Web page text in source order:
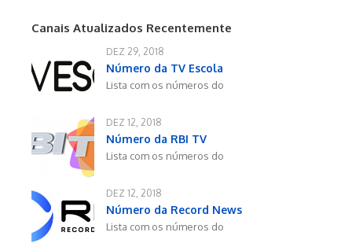
Canais Atualizados Recentemente
DEZ 29, 2018
Número da TV Escola
Lista com os números do
DEZ 12, 2018
Número da RBI TV
Lista com os números do
DEZ 12, 2018
Número da Record News
Lista com os números do